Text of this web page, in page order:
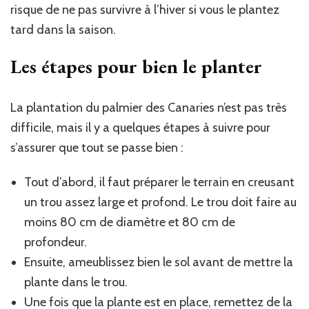
risque de ne pas survivre à l’hiver si vous le plantez
tard dans la saison.
Les étapes pour bien le planter
La plantation du palmier des Canaries n’est pas très
difficile, mais il y a quelques étapes à suivre pour
s’assurer que tout se passe bien :
Tout d’abord, il faut préparer le terrain en creusant
un trou assez large et profond. Le trou doit faire au
moins 80 cm de diamètre et 80 cm de
profondeur.
Ensuite, ameublissez bien le sol avant de mettre la
plante dans le trou.
Une fois que la plante est en place, remettez de la